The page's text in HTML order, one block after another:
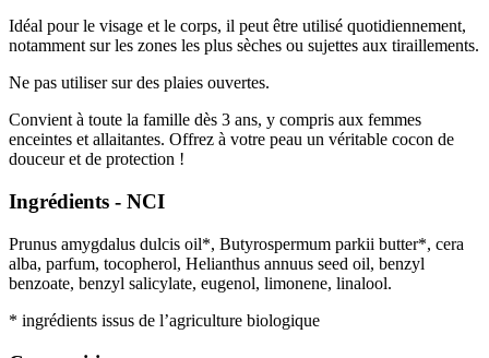
Idéal pour le visage et le corps, il peut être utilisé quotidiennement,
notamment sur les zones les plus sèches ou sujettes aux tiraillements.
Ne pas utiliser sur des plaies ouvertes.
Convient à toute la famille dès 3 ans, y compris aux femmes
enceintes et allaitantes. Offrez à votre peau un véritable cocon de
douceur et de protection !
Ingrédients - NCI
Prunus amygdalus dulcis oil*, Butyrospermum parkii butter*, cera
alba, parfum, tocopherol, Helianthus annuus seed oil, benzyl
benzoate, benzyl salicylate, eugenol, limonene, linalool.
* ingrédients issus de l’agriculture biologique